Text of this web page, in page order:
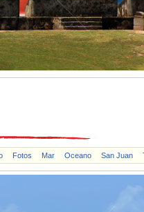
Fotos Mar Oceano San Juan